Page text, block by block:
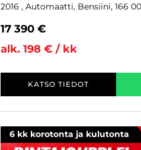
2016 , Automaatti, Bensiini, 166
17 390 €
alk. 198 € / kk
KATSO TIEDOT
6 kk korotonta ja kulutonta